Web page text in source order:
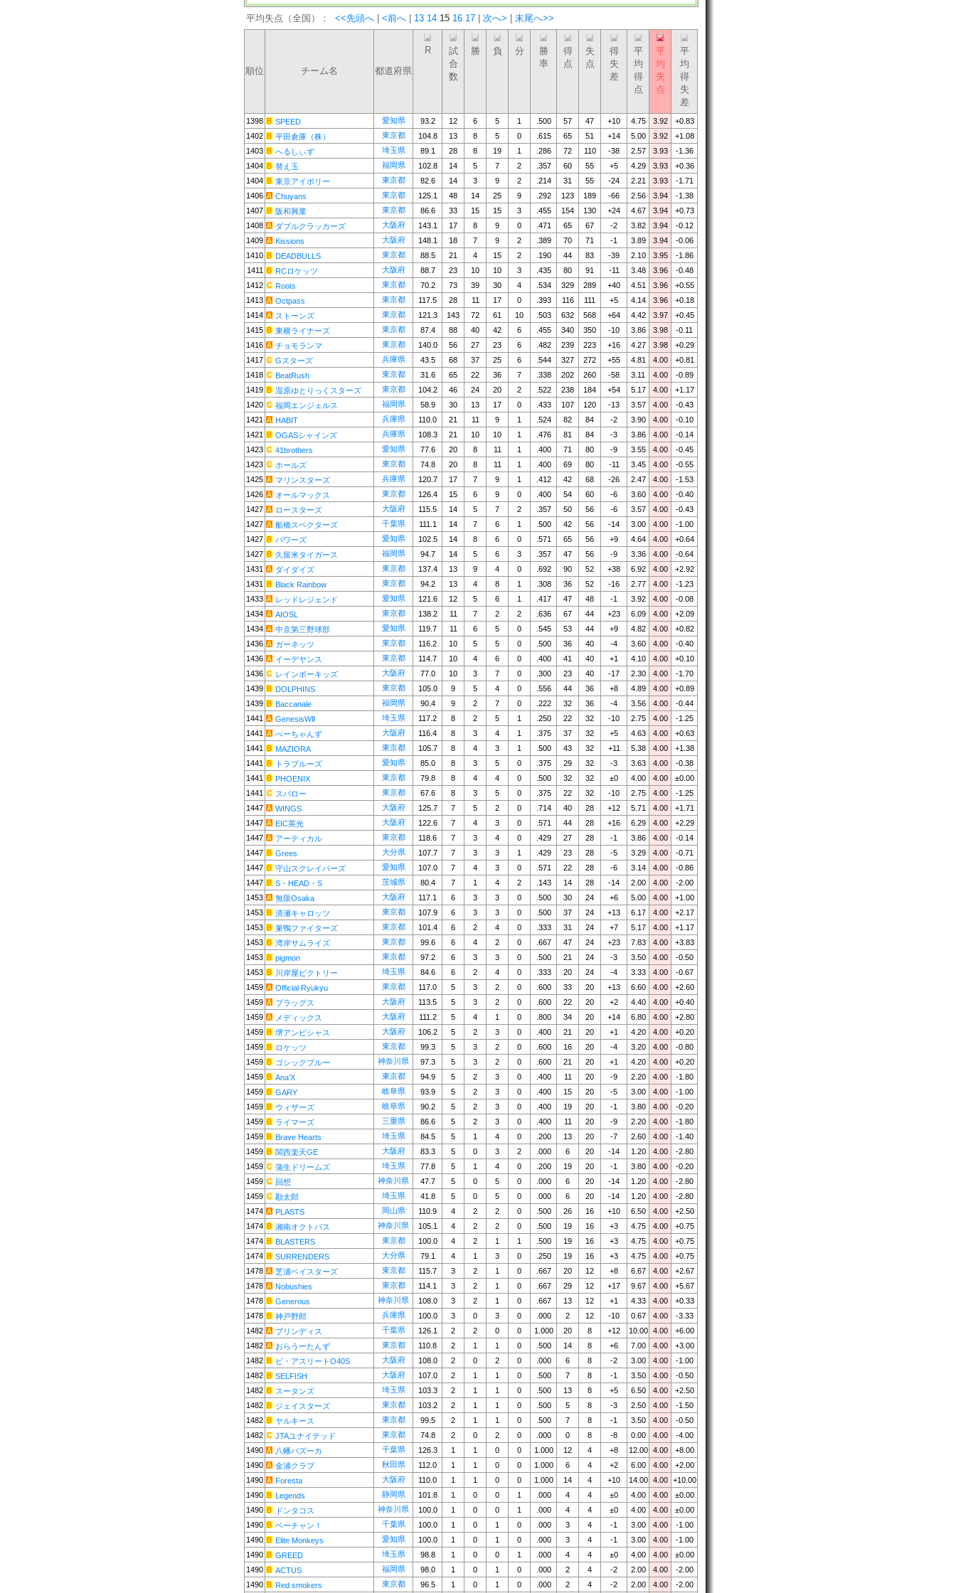
平均失点（全国）： <<先頭へ <前へ 13 14 15 16 17 次へ> 末尾へ>>
順位 チーム名 都道府県
R
試
合
数
勝 負 分
勝
率
得
点
失
点
得
失
差
平
均
得
点
平
均
失
点
平
均
得
失
差
1398 SPEED 愛知県 93.2 12 6 5 1 .500 57 47 +10 4.75 3.92
+0.83
1402
平田倉庫（株） 東京都 104.8 13 8 5 0 .615 65 51 +14 5.00 3.92
+1.08
1403
へるしぃず 埼玉県 89.1 28 8 19 1 .286 72 110 -38 2.57 3.93
-1.36
1404
替え玉 福岡県 102.8 14 5 7 2 .357 60 55 +5 4.29 3.93
+0.36
1404
東京アイボリー 東京都 82.6 14 3 9 2 .214 31 55 -24 2.21 3.93
-1.71
1406
Chuyans 東京都 125.1 48 14 25 9 .292 123 189 -66 2.56 3.94
-1.38
1407
阪和興業 東京都 86.6 33 15 15 3 .455 154 130 +24 4.67 3.94
+0.73
1408
ダブルクラッカーズ 大阪府 143.1 17 8 9 0 .471 65 67 -2 3.82 3.94
-0.12
1409
Kissions 大阪府 148.1 18 7 9 2 .389 70 71 -1 3.89 3.94
-0.06
1410
DEADBULLS 東京都 88.5 21 4 15 2 .190 44 83 -39 2.10 3.95
-1.86
1411
RCロケッツ 大阪府 88.7 23 10 10 3 .435 80 91 -11 3.48 3.96
-0.48
1412
Roots 東京都 70.2 73 39 30 4 .534 329 289 +40 4.51 3.96
+0.55
1413
Octpass 東京都 117.5 28 11 17 0 .393 116 111 +5 4.14 3.96
+0.18
1414
ストーンズ 東京都 121.3 143 72 61 10 .503 632 568 +64 4.42 3.97
+0.45
1415
東横ライナーズ 東京都 87.4 88 40 42 6 .455 340 350 -10 3.86 3.98
-0.11
1416
チョモランマ 東京都 140.0 56 27 23 6 .482 239 223 +16 4.27 3.98
+0.29
1417
Gスターズ 兵庫県 43.5 68 37 25 6 .544 327 272 +55 4.81 4.00
+0.81
1418
BeatRush 東京都 31.6 65 22 36 7 .338 202 260 -58 3.11 4.00
-0.89
1419
湿原ゆとりっくスターズ 東京都 104.2 46 24 20 2 .522 238 184 +54 5.17 4.00
+1.17
1420
福岡エンジェルス 福岡県 58.9 30 13 17 0 .433 107 120 -13 3.57 4.00
-0.43
1421
HABIT 兵庫県 110.0 21 11 9 1 .524 82 84 -2 3.90 4.00
-0.10
1421
OGASシャインズ 兵庫県 108.3 21 10 10 1 .476 81 84 -3 3.86 4.00
-0.14
1423
41brothers 愛知県 77.6 20 8 11 1 .400 71 80 -9 3.55 4.00
-0.45
1423
ホールズ 東京都 74.8 20 8 11 1 .400 69 80 -11 3.45 4.00
-0.55
1425
マリンスターズ 兵庫県 120.7 17 7 9 1 .412 42 68 -26 2.47 4.00
-1.53
1426
オールマックス 東京都 126.4 15 6 9 0 .400 54 60 -6 3.60 4.00
-0.40
1427
ロースターズ 大阪府 115.5 14 5 7 2 .357 50 56 -6 3.57 4.00
-0.43
1427
船橋スペクターズ 千葉県 111.1 14 7 6 1 .500 42 56 -14 3.00 4.00
-1.00
1427
パワーズ 愛知県 102.5 14 8 6 0 .571 65 56 +9 4.64 4.00
+0.64
1427
久留米タイガース 福岡県 94.7 14 5 6 3 .357 47 56 -9 3.36 4.00
-0.64
1431
ダイダイズ 東京都 137.4 13 9 4 0 .692 90 52 +38 6.92 4.00
+2.92
1431
Black Rainbow 東京都 94.2 13 4 8 1 .308 36 52 -16 2.77 4.00
-1.23
1433
レッドレジェンド 愛知県 121.6 12 5 6 1 .417 47 48 -1 3.92 4.00
-0.08
1434
AIOSL 東京都 138.2 11 7 2 2 .636 67 44 +23 6.09 4.00
+2.09
1434
中京第三野球部 愛知県 119.7 11 6 5 0 .545 53 44 +9 4.82 4.00
+0.82
1436
ガーネッツ 東京都 116.2 10 5 5 0 .500 36 40 -4 3.60 4.00
-0.40
1436
イーデヤンス 東京都 114.7 10 4 6 0 .400 41 40 +1 4.10 4.00
+0.10
1436
レインボーキッズ 大阪府 77.0 10 3 7 0 .300 23 40 -17 2.30 4.00
-1.70
1439
DOLPHINS 東京都 105.0 9 5 4 0 .556 44 36 +8 4.89 4.00
+0.89
1439
Baccanale 福岡県 90.4 9 2 7 0 .222 32 36 -4 3.56 4.00
-0.44
1441
GenesisWⅡ 埼玉県 117.2 8 2 5 1 .250 22 32 -10 2.75 4.00
-1.25
1441
べーちゃんず 大阪府 116.4 8 3 4 1 .375 37 32 +5 4.63 4.00
+0.63
1441
MAZIORA 東京都 105.7 8 4 3 1 .500 43 32 +11 5.38 4.00
+1.38
1441
トラブルーズ 愛知県 85.0 8 3 5 0 .375 29 32 -3 3.63 4.00
-0.38
1441
PHOENIX 東京都 79.8 8 4 4 0 .500 32 32 ±0 4.00 4.00
±0.00
1441
スパロー 東京都 67.6 8 3 5 0 .375 22 32 -10 2.75 4.00
-1.25
1447
WINGS 大阪府 125.7 7 5 2 0 .714 40 28 +12 5.71 4.00
+1.71
1447
EIC英光 大阪府 122.6 7 4 3 0 .571 44 28 +16 6.29 4.00
+2.29
1447
アーティカル 東京都 118.6 7 3 4 0 .429 27 28 -1 3.86 4.00
-0.14
1447
Grees 大分県 107.7 7 3 3 1 .429 23 28 -5 3.29 4.00
-0.71
1447
守山スクレイパーズ 愛知県 107.0 7 4 3 0 .571 22 28 -6 3.14 4.00
-0.86
1447
S・HEAD・S 茨城県 80.4 7 1 4 2 .143 14 28 -14 2.00 4.00
-2.00
1453
無限Osaka 大阪府 117.1 6 3 3 0 .500 30 24 +6 5.00 4.00
+1.00
1453
清瀬キャロッツ 東京都 107.9 6 3 3 0 .500 37 24 +13 6.17 4.00
+2.17
1453
巣鴨ファイターズ 東京都 101.4 6 2 4 0 .333 31 24 +7 5.17 4.00
+1.17
1453
湾岸サムライズ 東京都 99.6 6 4 2 0 .667 47 24 +23 7.83 4.00
+3.83
1453
pigmon 東京都 97.2 6 3 3 0 .500 21 24 -3 3.50 4.00
-0.50
1453
川岸屋ビクトリー 埼玉県 84.6 6 2 4 0 .333 20 24 -4 3.33 4.00
-0.67
1459
Official Ryukyu 東京都 117.0 5 3 2 0 .600 33 20 +13 6.60 4.00
+2.60
1459
ブラッグス 大阪府 113.5 5 3 2 0 .600 22 20 +2 4.40 4.00
+0.40
1459
メディックス 大阪府 111.2 5 4 1 0 .800 34 20 +14 6.80 4.00
+2.80
1459
堺アンビシャス 大阪府 106.2 5 2 3 0 .400 21 20 +1 4.20 4.00
+0.20
1459
ロケッツ 東京都 99.3 5 3 2 0 .600 16 20 -4 3.20 4.00
-0.80
1459
ゴシックブルー 神奈川県 97.3 5 3 2 0 .600 21 20 +1 4.20 4.00
+0.20
1459
Ana'X 東京都 94.9 5 2 3 0 .400 11 20 -9 2.20 4.00
-1.80
1459
GARY 岐阜県 93.9 5 2 3 0 .400 15 20 -5 3.00 4.00
-1.00
1459
ウィザーズ 岐阜県 90.2 5 2 3 0 .400 19 20 -1 3.80 4.00
-0.20
1459
ライマーズ 三重県 86.6 5 2 3 0 .400 11 20 -9 2.20 4.00
-1.80
1459
Brave Hearts 埼玉県 84.5 5 1 4 0 .200 13 20 -7 2.60 4.00
-1.40
1459
関西楽天GE 大阪府 83.3 5 0 3 2 .000 6 20 -14 1.20 4.00
-2.80
1459
蒲生ドリームズ 埼玉県 77.8 5 1 4 0 .200 19 20 -1 3.80 4.00
-0.20
1459
回想 神奈川県 47.7 5 0 5 0 .000 6 20 -14 1.20 4.00
-2.80
1459
勘太郎 埼玉県 41.8 5 0 5 0 .000 6 20 -14 1.20 4.00
-2.80
1474
PLASTS 岡山県 110.9 4 2 2 0 .500 26 16 +10 6.50 4.00
+2.50
1474
湘南オクトパス 神奈川県 105.1 4 2 2 0 .500 19 16 +3 4.75 4.00
+0.75
1474
BLASTERS 東京都 100.0 4 2 1 1 .500 19 16 +3 4.75 4.00
+0.75
1474
SURRENDERS 大分県 79.1 4 1 3 0 .250 19 16 +3 4.75 4.00
+0.75
1478
芝浦ベイスターズ 東京都 115.7 3 2 1 0 .667 20 12 +8 6.67 4.00
+2.67
1478
Nobushies 東京都 114.1 3 2 1 0 .667 29 12 +17 9.67 4.00
+5.67
1478
Generous 神奈川県 108.0 3 2 1 0 .667 13 12 +1 4.33 4.00
+0.33
1478
神戸野郎 兵庫県 100.0 3 0 3 0 .000 2 12 -10 0.67 4.00
-3.33
1482
ブリンディス 千葉県 126.1 2 2 0 0 1.000 20 8 +12 10.00 4.00
+6.00
1482
おらうーたんず 東京都 110.8 2 1 1 0 .500 14 8 +6 7.00 4.00
+3.00
1482
ビ・アスリートO40S 大阪府 108.0 2 0 2 0 .000 6 8 -2 3.00 4.00
-1.00
1482
SELFISH 大阪府 107.0 2 1 1 0 .500 7 8 -1 3.50 4.00
-0.50
1482
スータンズ 埼玉県 103.3 2 1 1 0 .500 13 8 +5 6.50 4.00
+2.50
1482
ジェイスターズ 東京都 103.2 2 1 1 0 .500 5 8 -3 2.50 4.00
-1.50
1482
ヤルキース 東京都 99.5 2 1 1 0 .500 7 8 -1 3.50 4.00
-0.50
1482
JTAユナイテッド 東京都 74.8 2 0 2 0 .000 0 8 -8 0.00 4.00
-4.00
1490
八幡バズーカ 千葉県 126.3 1 1 0 0 1.000 12 4 +8 12.00 4.00
+8.00
1490
金浦クラブ 秋田県 112.0 1 1 0 0 1.000 6 4 +2 6.00 4.00
+2.00
1490
Foresta 大阪府 110.0 1 1 0 0 1.000 14 4 +10 14.00 4.00
+10.00
1490
Legends 静岡県 101.8 1 0 0 1 .000 4 4 ±0 4.00 4.00
±0.00
1490
ドンタコス 神奈川県 100.0 1 0 0 1 .000 4 4 ±0 4.00 4.00
±0.00
1490
ベーチャン！ 千葉県 100.0 1 0 1 0 .000 3 4 -1 3.00 4.00
-1.00
1490
Elite Monkeys 愛知県 100.0 1 0 1 0 .000 3 4 -1 3.00 4.00
-1.00
1490
GREED 埼玉県 98.8 1 0 0 1 .000 4 4 ±0 4.00 4.00
±0.00
1490
ACTUS 福岡県 98.0 1 0 1 0 .000 2 4 -2 2.00 4.00
-2.00
1490
Red smokers 東京都 96.5 1 0 1 0 .000 2 4 -2 2.00 4.00 -2.00